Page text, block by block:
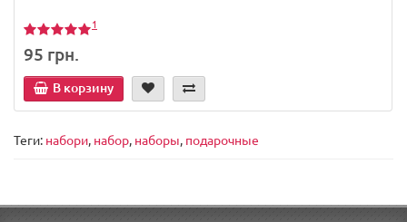
1
95 грн.
В корзину
Теги: набори, набор, наборы, подарочные